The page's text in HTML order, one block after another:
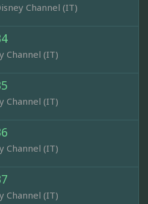
Channel (IT)
Channel (IT)
Channel (IT)
Channel (IT)
Channel (IT)